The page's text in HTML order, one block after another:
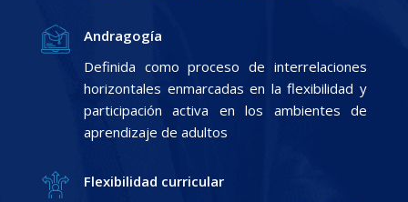
Andragogía
Definida como proceso de interrelaciones
horizontales enmarcadas en la flexibilidad y
participación activa en los ambientes de
aprendizaje de adultos
Flexibilidad curricular